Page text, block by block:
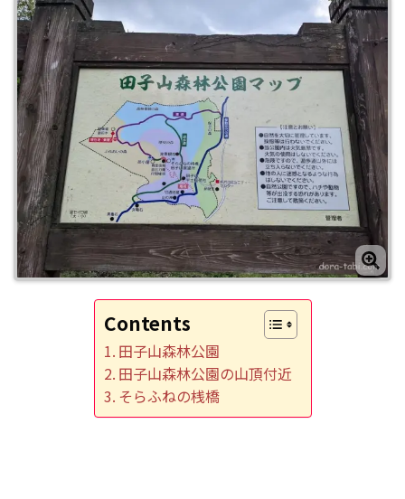
Contents
田子山森林公園
田子山森林公園の山頂付近
そらふねの桟橋